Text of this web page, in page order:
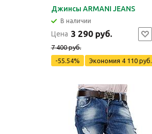
Джинсы ARMANI JEANS
В наличии
Цена 3 290 руб.
7 400 руб.
-55.54%
Экономия 4 110 руб.